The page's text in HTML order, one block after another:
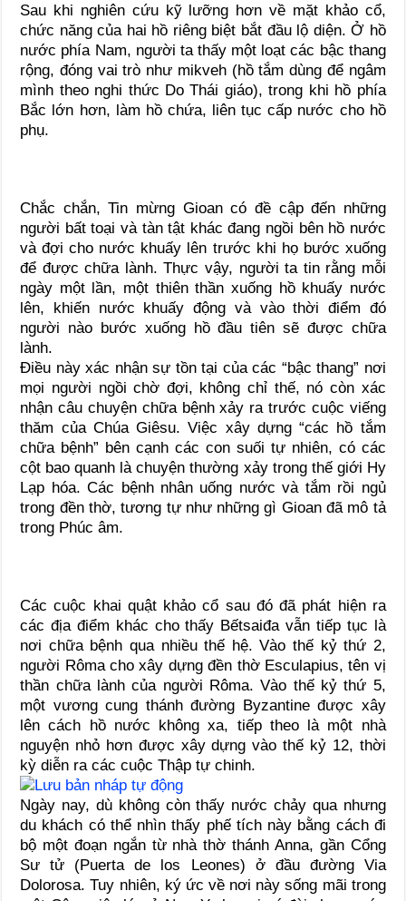
Sau khi nghiên cứu kỹ lưỡng hơn về mặt khảo cổ,
chức năng của hai hồ riêng biệt bắt đầu lộ diện. Ở hồ
nước phía Nam, người ta thấy một loạt các bậc thang
rộng, đóng vai trò như mikveh (hồ tắm dùng để ngâm
mình theo nghi thức Do Thái giáo), trong khi hồ phía
Bắc lớn hơn, làm hồ chứa, liên tục cấp nước cho hồ
phụ.
Chắc chắn, Tin mừng Gioan có đề cập đến những
người bất toại và tàn tật khác đang ngồi bên hồ nước
và đợi cho nước khuấy lên trước khi họ bước xuống
để được chữa lành. Thực vậy, người ta tin rằng mỗi
ngày một lần, một thiên thần xuống hồ khuấy nước
lên, khiến nước khuấy động và vào thời điểm đó
người nào bước xuống hồ đầu tiên sẽ được chữa
lành.
Điều này xác nhận sự tồn tại của các “bậc thang” nơi
mọi người ngồi chờ đợi, không chỉ thế, nó còn xác
nhận câu chuyện chữa bệnh xảy ra trước cuộc viếng
thăm của Chúa Giêsu. Việc xây dựng “các hồ tắm
chữa bệnh” bên cạnh các con suối tự nhiên, có các
cột bao quanh là chuyện thường xảy trong thế giới Hy
Lạp hóa. Các bệnh nhân uống nước và tắm rồi ngủ
trong đền thờ, tương tự như những gì Gioan đã mô tả
trong Phúc âm.
Các cuộc khai quật khảo cổ sau đó đã phát hiện ra
các địa điểm khác cho thấy Bếtsaiđa vẫn tiếp tục là
nơi chữa bệnh qua nhiều thế hệ. Vào thế kỷ thứ 2,
người Rôma cho xây dựng đền thờ Esculapius, tên vị
thần chữa lành của người Rôma. Vào thế kỷ thứ 5,
một vương cung thánh đường Byzantine được xây
lên cách hồ nước không xa, tiếp theo là một nhà
nguyện nhỏ hơn được xây dựng vào thế kỷ 12, thời
kỳ diễn ra các cuộc Thập tự chinh.
Ngày nay, dù không còn thấy nước chảy qua nhưng
du khách có thể nhìn thấy phế tích này bằng cách đi
bộ một đoạn ngắn từ nhà thờ thánh Anna, gần Cổng
Sư tử (Puerta de los Leones) ở đầu đường Via
Dolorosa. Tuy nhiên, ký ức về nơi này sống mãi trong